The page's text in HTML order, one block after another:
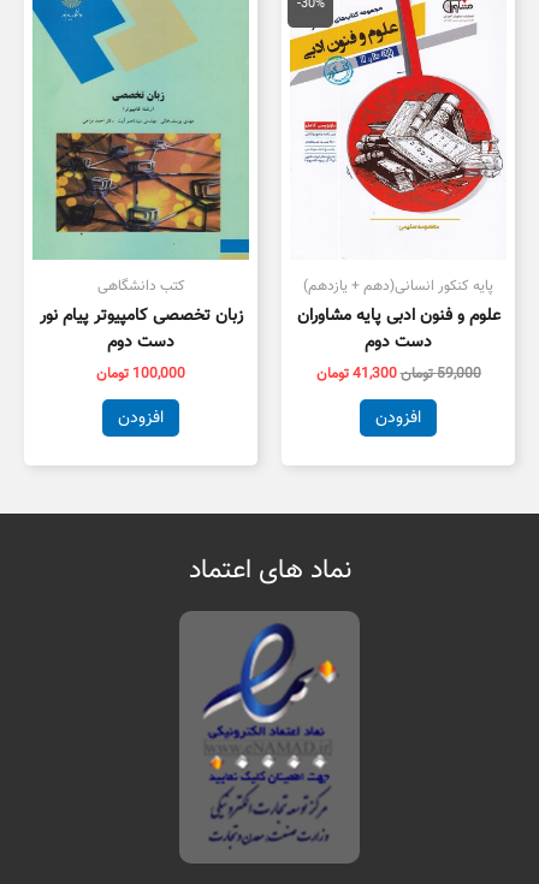
پایه کنکور انسانی(دهم + یازدهم)
علوم و فنون ادبی پایه مشاوران
دست دوم
59,000تومان
59,000 تومان
بود.
41,300تومان
است.
افزودن
کتب دانشگاهی
زبان تخصصی کامپیوتر پیام نور
دست دوم
100,000 تومان
افزودن
نماد های اعتماد